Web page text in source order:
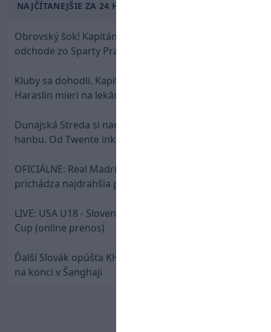
NAJČÍTANEJŠIE ZA 24 HODÍN
Obrovský šok! Kapitán Lukáš Haraslín je údajne na
odchode zo Sparty Praha
Kluby sa dohodli. Kapitán Sparty Praha Lukáš
Haraslín mieri na lekársku prehliadku
Dunajská Streda si narobila v Holandsku poriadnu
hanbu. Od Twente inkasovala poltucet
OFICIÁLNE: Real Madrid rozbil bank. Z Lipska
prichádza najdrahšia posila v klubovej histórii
LIVE: USA U18 - Slovensko U18 / Hlinka-Gretzky
Cup (online prenos)
Ďalší Slovák opúšťa KHL. Patrik Rybár sa dohodol
na konci v Šanghaji